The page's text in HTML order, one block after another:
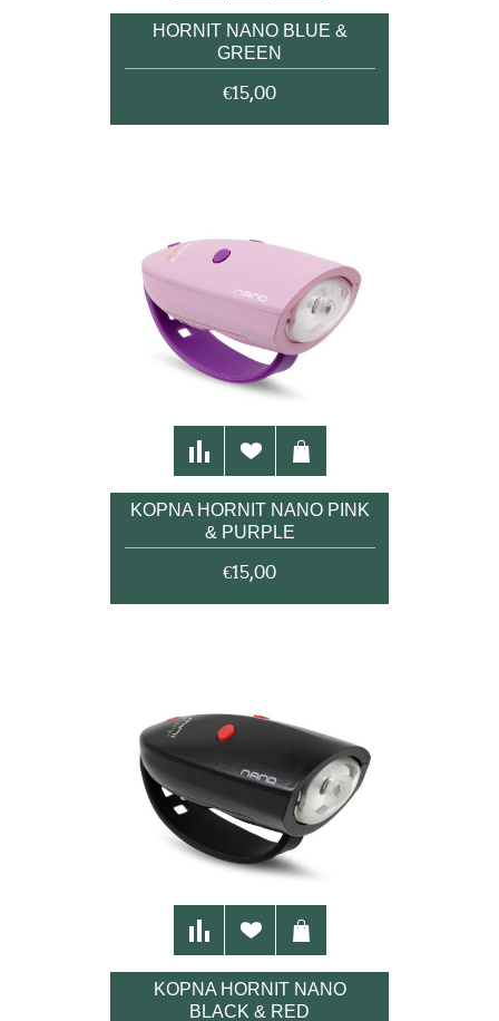
HORNIT NANO BLUE &
GREEN
€15,00
ΚΟΡΝΑ HORNIT NANO PINK
& PURPLE
€15,00
ΚΟΡΝΑ HORNIT NANO
BLACK & RED